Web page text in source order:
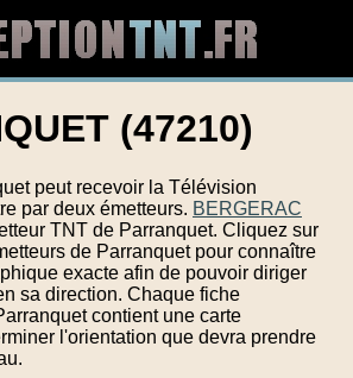
(47210)
peut recevoir la Télévision
par deux émetteurs. BERGERAC
TNT de Parranquet. Cliquez sur
de Parranquet pour connaître
exacte afin de pouvoir diriger
sa direction. Chaque fiche
contient une carte
l'orientation que devra prendre